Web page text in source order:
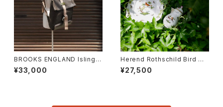
BROOKS ENGLAND Islingto
n Rucksack
¥33,000
Herend Rothschild Bird ミ
ニティーポット
¥27,500